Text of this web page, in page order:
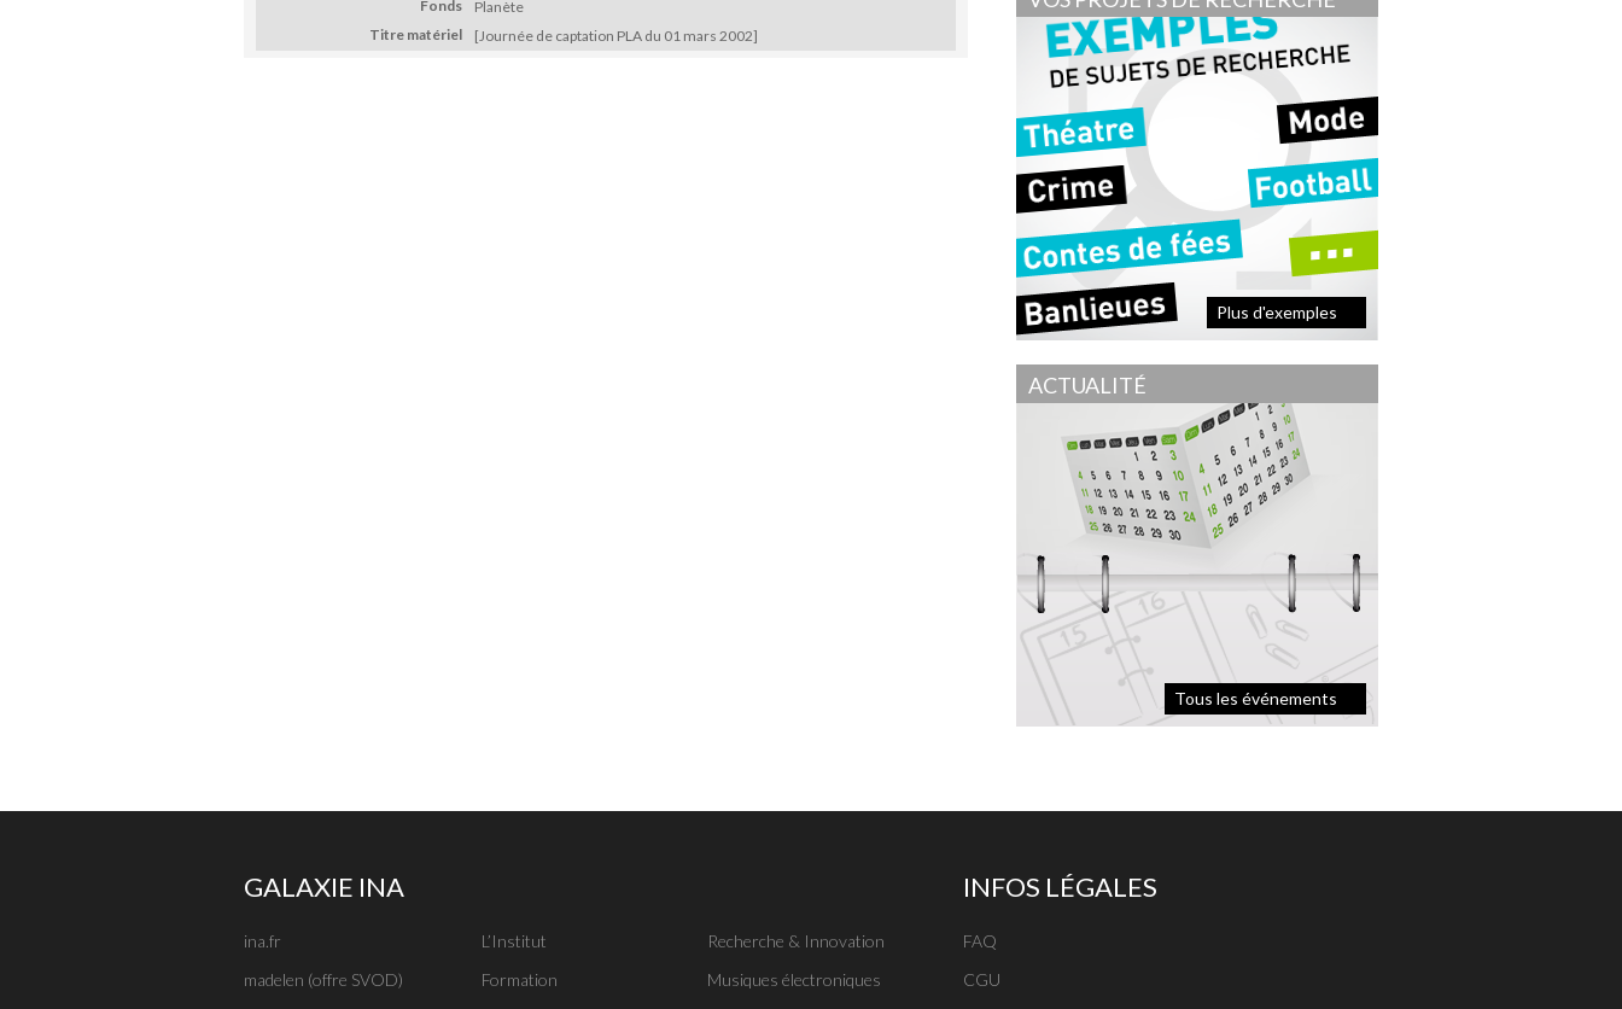
Fonds
Planète
Titre matériel
[Journée de captation PLA du 01 mars 2002]
Plus d'exemples
ACTUALITÉ
Tous les événements
GALAXIE INA
ina.fr
madelen (offre SVOD)
L’Institut
Formation
Recherche & Innovation
Musiques électroniques
INFOS LÉGALES
FAQ
CGU